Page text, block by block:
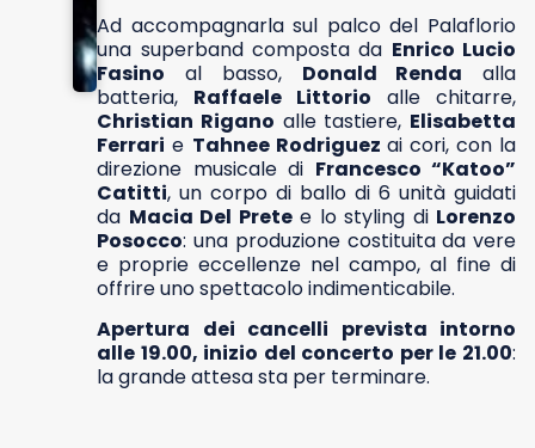
Ad accompagnarla sul palco del Palaflorio
una superband composta da Enrico Lucio
Fasino al basso, Donald Renda alla
batteria, Raffaele Littorio alle chitarre,
Christian Rigano alle tastiere, Elisabetta
Ferrari e Tahnee Rodriguez ai cori, con la
direzione musicale di Francesco “Katoo”
Catitti, un corpo di ballo di 6 unità guidati
da Macia Del Pretee lo styling di Lorenzo
Posocco: una produzione costituita da vere
e proprie eccellenze nel campo, al fine di
offrire uno spettacolo indimenticabile.
Apertura dei cancelli prevista intorno
alle 19.00, inizio del concerto per le 21.00:
la grande attesa sta per terminare.